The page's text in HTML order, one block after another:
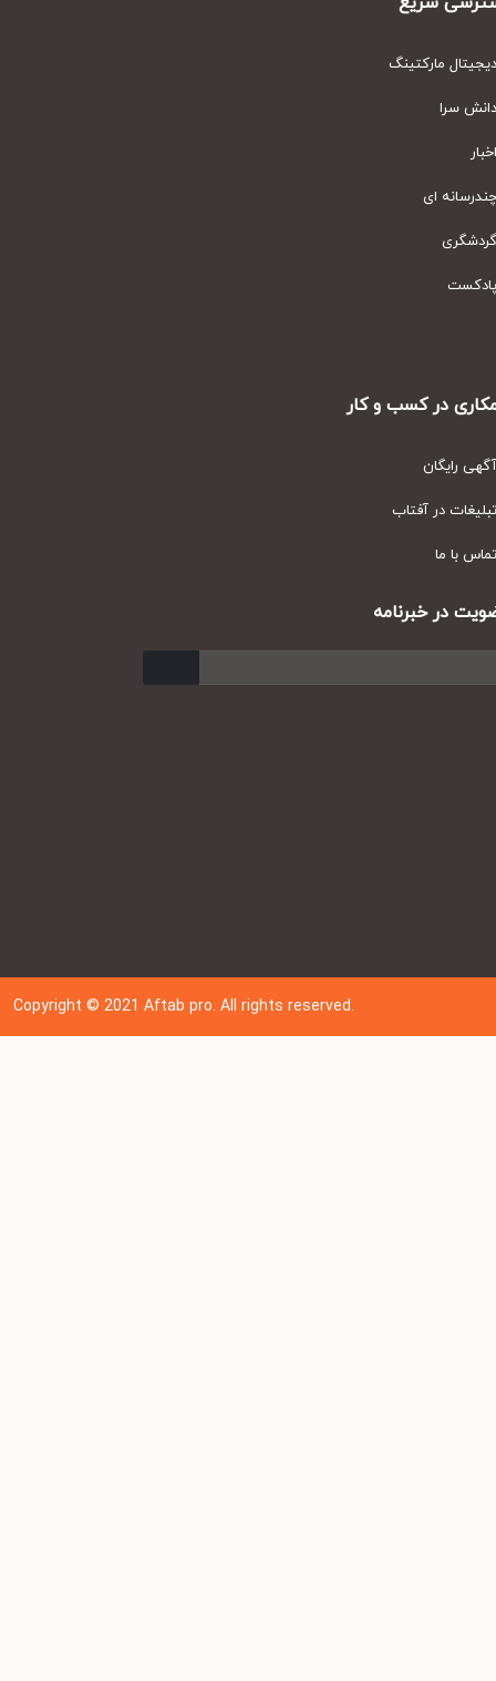
مارکتینگ
سرا
ای
در کسب و کار
رایگان
در آفتاب
با ما
در خبرنامه
Copyright © 202 1Aftab pro. All rights reserved.